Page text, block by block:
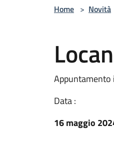
Home > Novità
Appuntamento
Data :
16 maggio